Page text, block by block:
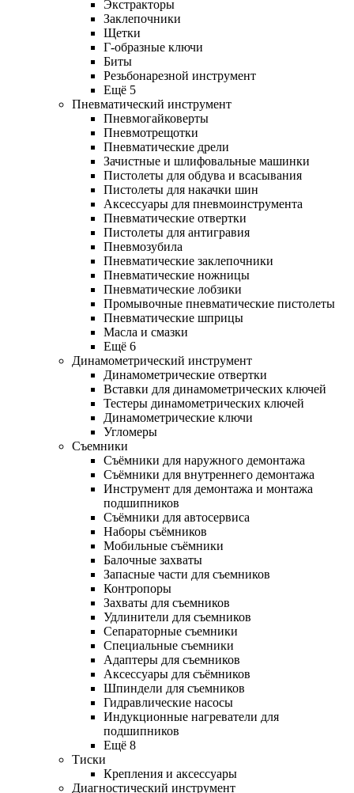
Экстракторы
Заклепочники
Щетки
Г-образные ключи
Биты
Резьбонарезной инструмент
Ещё 5
Пневматический инструмент
Пневмогайковерты
Пневмотрещотки
Пневматические дрели
Зачистные и шлифовальные машинки
Пистолеты для обдува и всасывания
Пистолеты для накачки шин
Аксессуары для пневмоинструмента
Пневматические отвертки
Пистолеты для антигравия
Пневмозубила
Пневматические заклепочники
Пневматические ножницы
Пневматические лобзики
Промывочные пневматические пистолеты
Пневматические шприцы
Масла и смазки
Ещё 6
Динамометрический инструмент
Динамометрические отвертки
Вставки для динамометрических ключей
Тестеры динамометрических ключей
Динамометрические ключи
Угломеры
Съемники
Съёмники для наружного демонтажа
Съёмники для внутреннего демонтажа
Инструмент для демонтажа и монтажа
подшипников
Съёмники для автосервиса
Наборы съёмников
Мобильные съёмники
Балочные захваты
Запасные части для съемников
Контропоры
Захваты для съемников
Удлинители для съемников
Сепараторные съемники
Специальные съемники
Адаптеры для съемников
Аксессуары для съёмников
Шпиндели для съемников
Гидравлические насосы
Индукционные нагреватели для
подшипников
Ещё 8
Тиски
Крепления и аксессуары
Диагностический инструмент